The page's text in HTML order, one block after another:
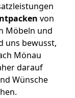
von
Möbeln und
uns bewusst,
Mönau
darauf
Wünsche